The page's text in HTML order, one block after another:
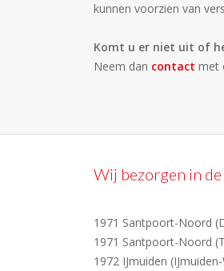
kunnen voorzien van
Komt u er niet uit of
Neem dan contact met
Wij bezorgen in
1971 Santpoort-Noord
1971 Santpoort-Noord
1972 IJmuiden